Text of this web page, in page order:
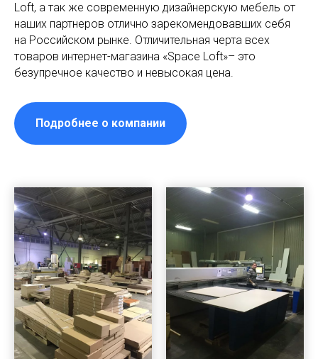
Loft, а так же современную дизайнерскую мебель от
наших партнеров отлично зарекомендовавших себя
на Российском рынке. Отличительная черта всех
товаров интернет-магазина «Space Loft»– это
безупречное качество и невысокая цена.
Подробнее о компании